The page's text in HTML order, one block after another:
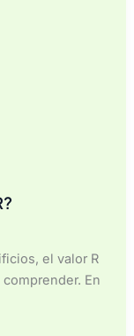
el valor R
En